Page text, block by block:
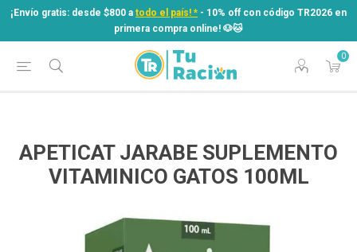
¡Envío gratis: desde $800 a todo el país! * - 10% off con código TR2026 en
primera compra online! ​🐶​🐱
0
¡Envío gratis: desde $800 atodo el país! *
- 10% off con código TR2026 en
primera compra online! ​🐶​🐱
APETICAT JARABE SUPLEMENTO
VITAMINICO GATOS 100ML